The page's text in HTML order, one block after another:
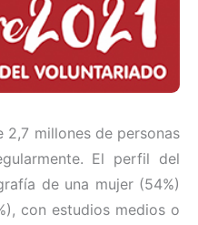
2,7 millones de personas
El perfil del
de una mujer (54%)
con estudios medios o